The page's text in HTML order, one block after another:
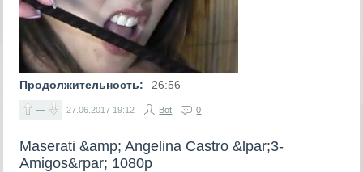
Продолжительность: 26:56
— 27.06.2017 19:12 Bot 0
Maserati &amp; Angelina Castro &lpar;3-
Amigos&rpar; 1080p